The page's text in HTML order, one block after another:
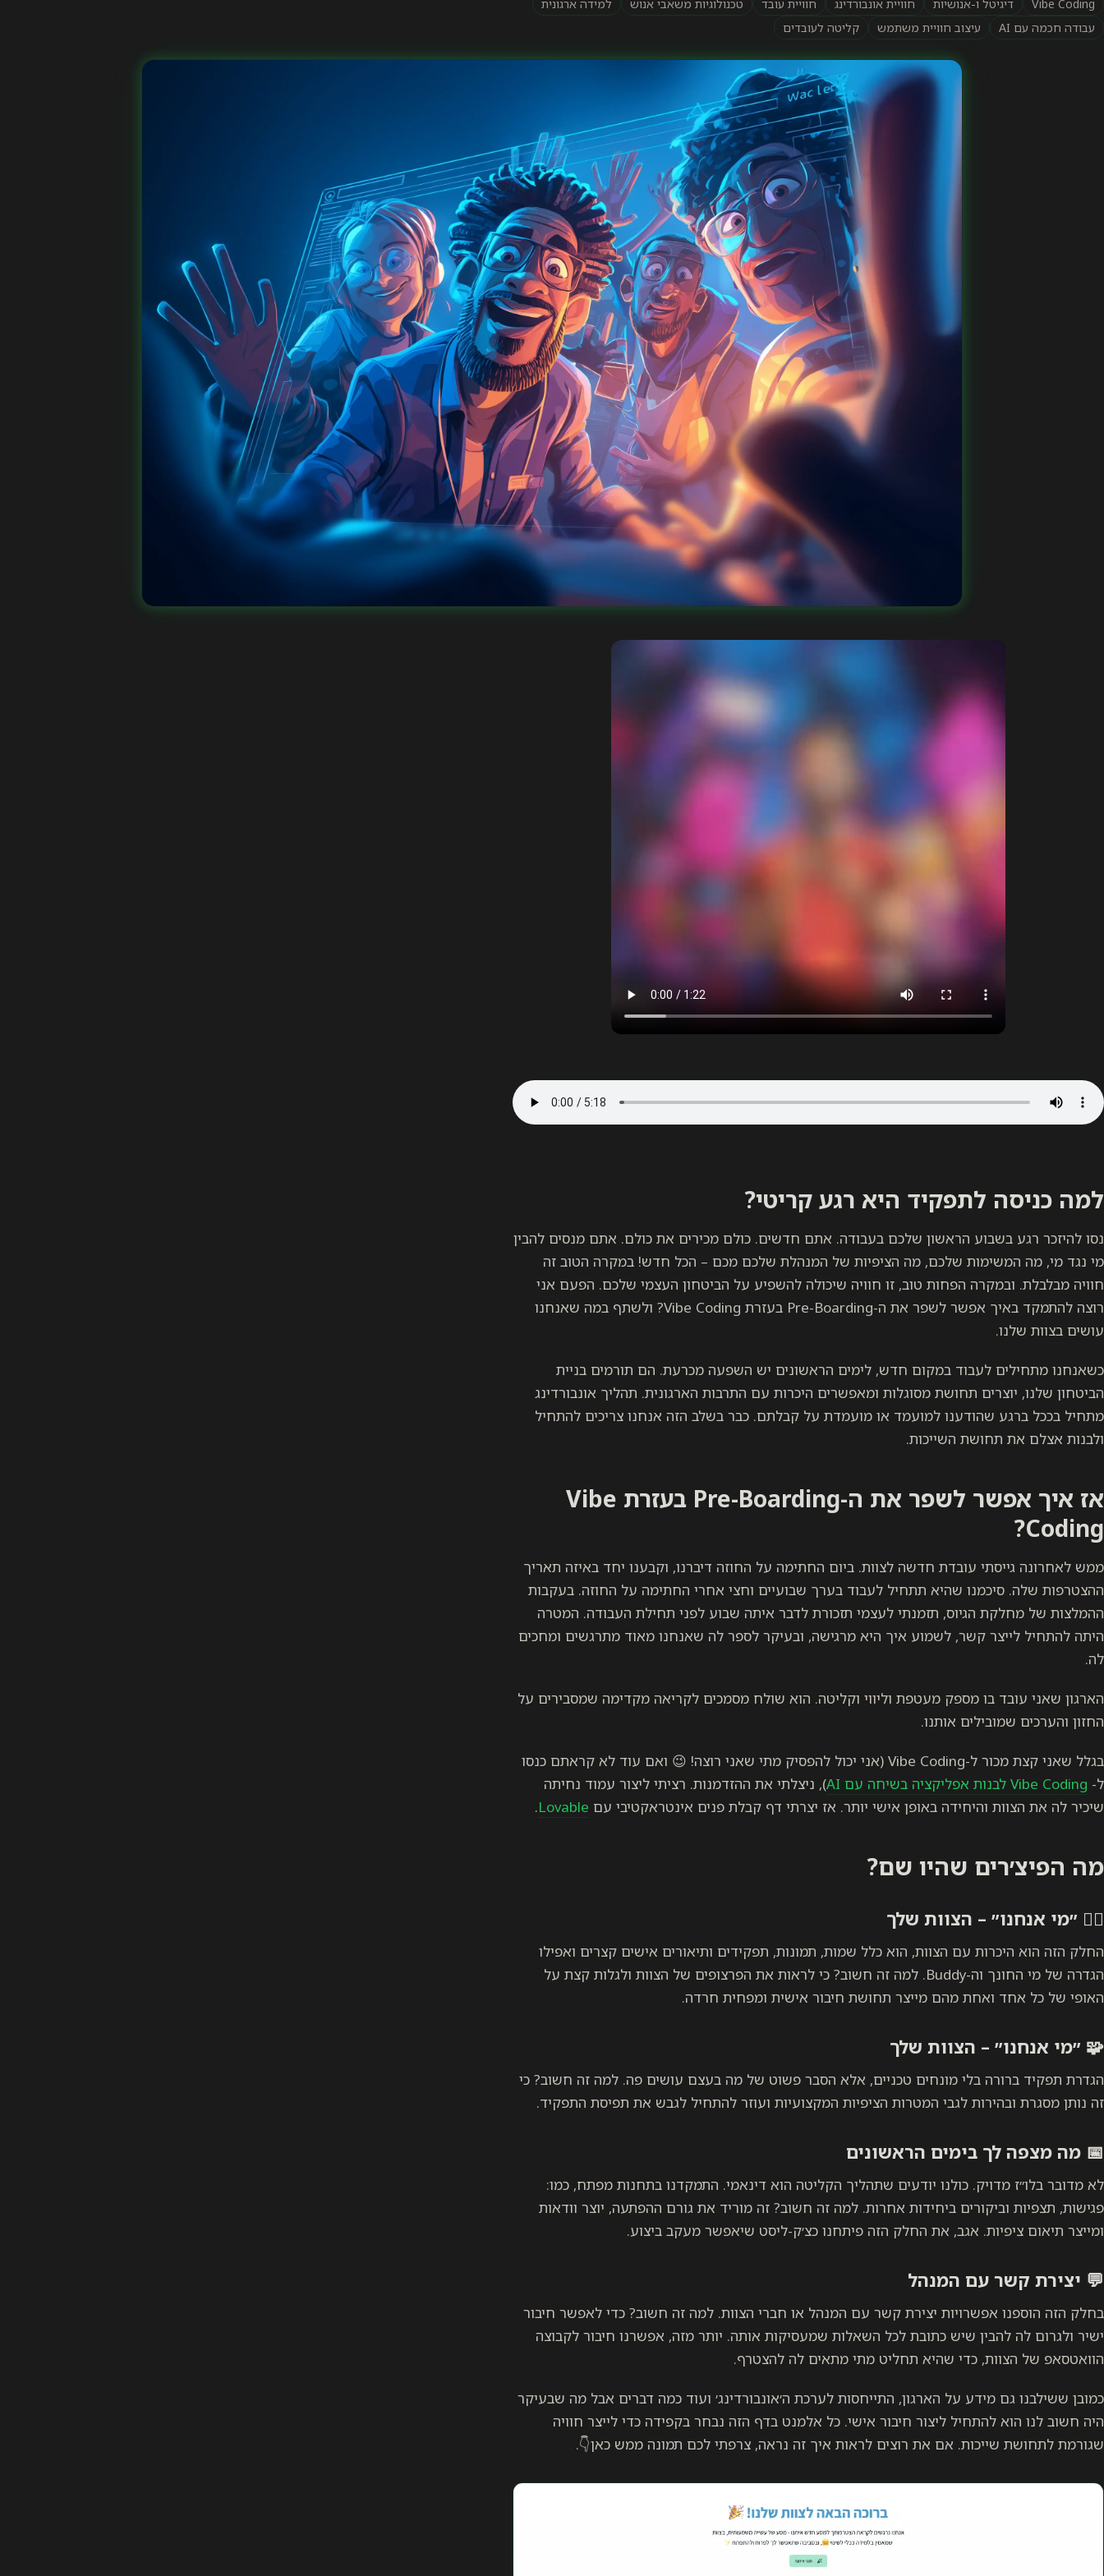
Vibe Coding דיגיטל ו-אנושיות חוויית אונבורדינג חוויית עובד טכנולוגיות משאבי אנוש
למידה ארגונית
עבודה חכמה עם AI
עיצוב חוויית משתמש קליטה לעובדים
למה כניסה לתפקיד היא רגע קריטי?
נסו להיזכר רגע בשבוע הראשון שלכם בעבודה. אתם חדשים. כולם מכירים את כולם. אתם מנסים להבין
מי נגד מי, מה המשימות שלכם, מה הציפיות של המנהלת שלכם מכם – הכל חדש! במקרה הטוב זה
חוויה מבלבלת. ובמקרה הפחות טוב, זו חוויה שיכולה להשפיע על הביטחון העצמי שלכם. הפעם אני
רוצה להתמקד באיך אפשר לשפר את ה-Pre-Boarding בעזרת Vibe Coding? ולשתף במה שאנחנו
עושים בצוות שלנו.
כשאנחנו מתחילים לעבוד במקום חדש, לימים הראשונים יש השפעה מכרעת. הם תורמים בניית
הביטחון שלנו, יוצרים תחושת מסוגלות ומאפשרים היכרות עם התרבות הארגונית. תהליך אונבורדינג
מתחיל בככל ברגע שהודענו למועמד או מועמדת על קבלתם. כבר בשלב הזה אנחנו צריכים להתחיל
ולבנות אצלם את תחושת השייכות.
אז איך אפשר לשפר את ה-Pre-Boarding בעזרת Vibe
Coding?
ממש לאחרונה גייסתי עובדת חדשה לצוות. ביום החתימה על החוזה דיברנו, וקבענו יחד באיזה תאריך
ההצטרפות שלה. סיכמנו שהיא תתחיל לעבוד בערך שבועיים וחצי אחרי החתימה על החוזה. בעקבות
ההמלצות של מחלקת הגיוס, תזמנתי לעצמי תזכורת לדבר איתה שבוע לפני תחילת העבודה. המטרה
היתה להתחיל לייצר קשר, לשמוע איך היא מרגישה, ובעיקר לספר לה שאנחנו מאוד מתרגשים ומחכים
לה.
הארגון שאני עובד בו מספק מעטפת וליווי וקליטה. הוא שולח מסמכים לקריאה מקדימה שמסבירים על
החזון והערכים שמובילים אותנו.
בגלל שאני קצת מכור ל-Vibe Coding (אני יכול להפסיק מתי שאני רוצה! 😉 ואם עוד לא קראתם כנסו
ל- Vibe Coding לבנות אפליקציה בשיחה עם AI
), ניצלתי את ההזדמנות. רציתי ליצור עמוד נחיתה
שיכיר לה את הצוות והיחידה באופן אישי יותר. אז יצרתי דף קבלת פנים אינטראקטיבי עם Lovable
.
מה הפיצ׳רים שהיו שם?
👯‍♂️ ״מי אנחנו״ – הצוות שלך
החלק הזה הוא היכרות עם הצוות, הוא כלל שמות, תמונות, תפקידים ותיאורים אישים קצרים ואפילו
הגדרה של מי החונך וה-Buddy. למה זה חשוב? כי לראות את הפרצופים של הצוות ולגלות קצת על
האופי של כל אחד ואחת מהם מייצר תחושת חיבור אישית ומפחית חרדה.
🧩 ״מי אנחנו״ – הצוות שלך
הגדרת תפקיד ברורה בלי מונחים טכניים, אלא הסבר פשוט של מה בעצם עושים פה. למה זה חשוב? כי
זה נותן מסגרת ובהירות לגבי המטרות הציפיות המקצועיות ועוזר להתחיל לגבש את תפיסת התפקיד.
📅 מה מצפה לך בימים הראשונים
לא מדובר בלו״ז מדויק. כולנו יודעים שתהליך הקליטה הוא דינאמי. התמקדנו בתחנות מפתח, כמו:
פגישות, תצפיות וביקורים ביחידות אחרות. למה זה חשוב? זה מוריד את גורם ההפתעה, יוצר וודאות
ומייצר תיאום ציפיות. אגב, את החלק הזה פיתחנו כצ׳ק-ליסט שיאפשר מעקב ביצוע.
💬 יצירת קשר עם המנהל
בחלק הזה הוספנו אפשרויות יצירת קשר עם המנהל או חברי הצוות. למה זה חשוב? כדי לאפשר חיבור
ישיר ולגרום לה להבין שיש כתובת לכל השאלות שמעסיקות אותה. יותר מזה, אפשרנו חיבור לקבוצה
הוואטסאפ של הצוות, כדי שהיא תחליט מתי מתאים לה להצטרף.
כמובן ששילבנו גם מידע על הארגון, התייחסות לערכת ה׳אונבורדינג׳ ועוד כמה דברים אבל מה שבעיקר
היה חשוב לנו הוא להתחיל ליצור חיבור אישי. כל אלמנט בדף הזה נבחר בקפידה כדי לייצר חוויה
שגורמת לתחושת שייכות. אם את רוצים לראות איך זה נראה, צרפתי לכם תמונה ממש כאן👇.